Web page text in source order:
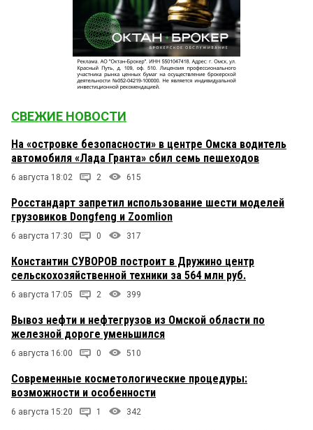
СВЕЖИЕ НОВОСТИ
На «островке безопасности» в центре Омска водитель
автомобиля «Лада Гранта» сбил семь пешеходов
6 августа 18:02 2 615
Росстандарт запретил использование шести моделей
грузовиков Dongfeng и Zoomlion
6 августа 17:30 0 317
Константин СУВОРОВ построит в Дружино центр
сельскохозяйственной техники за 564 млн руб.
6 августа 17:05 2 399
Вывоз нефти и нефтегрузов из Омской области по
железной дороге уменьшился
6 августа 16:00 0 510
Современные косметологические процедуры:
возможности и особенности
6 августа 15:20 1 342